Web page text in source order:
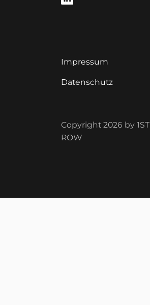
Impressum
Datenschutz
Copyright 2026 by 1ST
ROW